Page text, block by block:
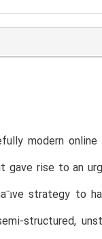
modern
gave rise to an
strategy to
structured,